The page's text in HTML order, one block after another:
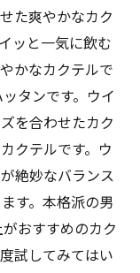
た爽やかなカク
ッと一気に飲む
かなカクテルで
タンです。ウイ
を合わせたカク
クテルです。ウ
絶妙なバランス
す。本格派の男
おすすめのカク
試してみてはい